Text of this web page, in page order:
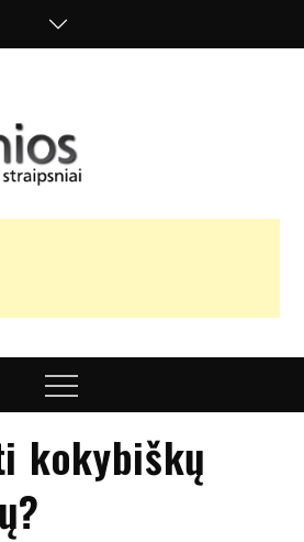
nuomonės
Menu
kokybiškų